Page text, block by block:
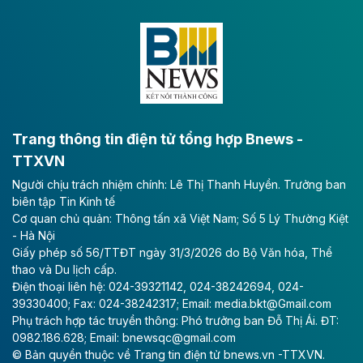
VNG sớm vượt kế hoạch lợi nhuận năm
CTCP Tập đoàn VNG công bố kết quả quý II với
lần cùng kỳ.
Theo vietnamfinance.vn
VinEnergo của tỷ phú Phạm Nhật Vượng
đăng ký đầu tư dự án điện gió 9.100 tỷ
đồng tại Quảng Trị
Công ty Cổ phần Năng lượng VinEnergo là nhà đầu tư
duy nhất nộp hồ sơ đăng ký thực hiện Dự án Nhà máy
Điện gió Halcom Hồng Đức tại Quảng Trị với tổng vốn
đầu tư hơn 9.127 tỷ đồng.
Trang thông tin điện tử tổng hợp Bnews -
TTXVN
Người chịu trách nhiệm chính: Lê Thị Thanh Huyền. Trưởng ban
biên tập Tin Kinh tế
Cơ quan chủ quản: Thông tấn xã Việt Nam; Số 5 Lý Thường Kiệt
- Hà Nội
Giấy phép số 56/TTĐT ngày 31/3/2026 do Bộ Văn hóa, Thể
thao và Du lịch cấp.
Điện thoại liên hệ: 024-39321142, 024-38242694, 024-
39330400; Fax: 024-38242317; Email: media.bkt@Gmail.com
Phụ trách hợp tác truyền thông: Phó trưởng ban Đỗ Thị Ái. ĐT:
0982.186.628; Email: bnewsqc@gmail.com
© Bản quyền thuộc về Trang tin điện tử bnews.vn -TTXVN.